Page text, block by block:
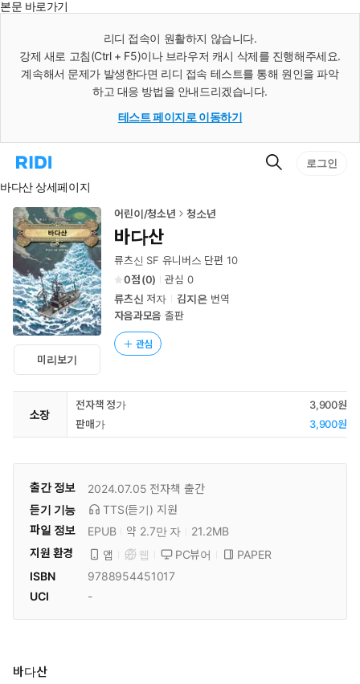
본문 바로가기
리디 접속이 원활하지 않습니다.
강제 새로 고침(Ctrl + F5)이나 브라우저 캐시 삭제를 진행해주세요.
계속해서 문제가 발생한다면 리디 접속 테스트를 통해 원인을 파악
하고 대응 방법을 안내드리겠습니다.
테스트 페이지로 이동하기
리
홈
로
이
동
검
로그인
바다산 상세페이지
미리보기
어린이/청소년 청소년
바다산
류츠신 SF 유니버스 단편 10
0
(0) 관심 0
류츠신 저자 김지은번역
자음과모음 출판
관심
소장
전자책 정가
3,900원
판매가
3,900원
출간 정보 2024.07.05 전자책 출간
듣기 기능
TTS(듣기) 지원
파일 정보
EPUB 약 2.7만 자
21.2MB
지원 환경
앱 웹 PC뷰어
PAPER
ISBN
9788954451017
UCI
-
바다산